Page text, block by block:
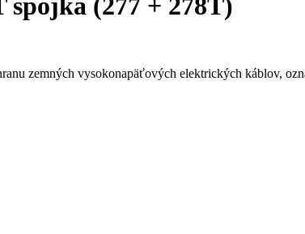
(277 + 278T)
zemných vysokonapäťových elektrických káblov,